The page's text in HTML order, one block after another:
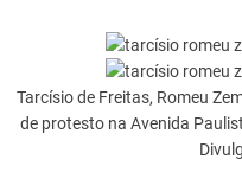
Tarcísio de Freitas, Romeu
de protesto na Avenida